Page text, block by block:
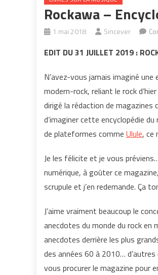
Rockawa –
1 mai 2018 Sincever
EDIT DU 31 JUILLET 2019 :
N’avez-vous jamais imaginé
modern-rock, reliant le rock
dirigé la rédaction de magazines
d’imaginer cette encyclopédie
de plateformes comme Ulule, ce
Je les félicite et je vous
numérique, à goûter ce
scrupule et j’en redemande. Ça
J’aime vraiment beaucoup le
anecdotes du monde du rock en
anecdotes derrière les plus
des années 60 à 2010…
vous procurer le magazine pour